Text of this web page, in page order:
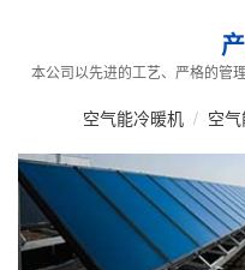
本公司以先进的工艺、严格的管
空气能冷暖机 / 空